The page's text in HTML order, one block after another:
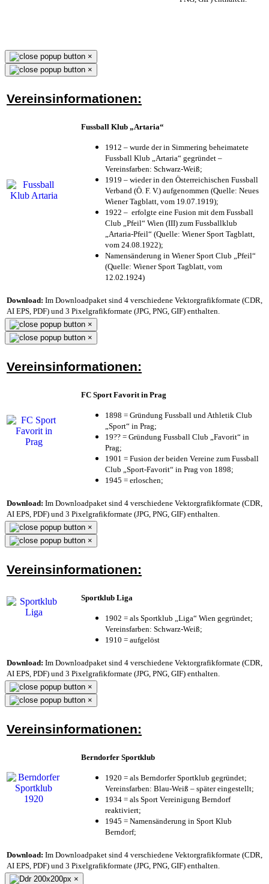
×
×
Vereinsinformationen:
Fussball Klub „Artaria“
1912 – wurde der in Simmering beheimatete
Fussball Klub „Artaria“ gegründet –
Vereinsfarben: Schwarz-Weiß;
1919 – wieder in den Österreichischen Fussball
Verband (Ö. F. V.) aufgenommen (Quelle: Neues
Wiener Tagblatt, vom 19.07.1919);
1922 – erfolgte eine Fusion mit dem Fussball
Club „Pfeil“ Wien (III) zum Fussballklub
„Artaria-Pfeil“ (Quelle: Wiener Sport Tagblatt,
vom 24.08.1922);
Namensänderung in Wiener Sport Club „Pfeil“
(Quelle: Wiener Sport Tagblatt, vom
12.02.1924)
Download: Im Downloadpaket sind 4 verschiedene Vektorgrafikformate (CDR,
AI EPS, PDF) und 3 Pixelgrafikformate (JPG, PNG, GIF) enthalten.
×
×
Vereinsinformationen:
FC Sport Favorit in Prag
1898 = Gründung Fussball und Athletik Club
„Sport“ in Prag;
19?? = Gründung Fussball Club „Favorit“ in
Prag;
1901 = Fusion der beiden Vereine zum Fussball
Club „Sport-Favorit“ in Prag von 1898;
1945 = erloschen;
Download: Im Downloadpaket sind 4 verschiedene Vektorgrafikformate (CDR,
AI EPS, PDF) und 3 Pixelgrafikformate (JPG, PNG, GIF) enthalten.
×
×
Vereinsinformationen:
Sportklub Liga
1902 = als Sportklub „Liga“ Wien gegründet;
Vereinsfarben: Schwarz-Weiß;
1910 = aufgelöst
Download: Im Downloadpaket sind 4 verschiedene Vektorgrafikformate (CDR,
AI EPS, PDF) und 3 Pixelgrafikformate (JPG, PNG, GIF) enthalten.
×
×
Vereinsinformationen:
Berndorfer Sportklub
1920 = als Berndorfer Sportklub gegründet;
Vereinsfarben: Blau-Weiß – später eingestellt;
1934 = als Sport Vereinigung Berndorf
reaktiviert;
1945 = Namensänderung in Sport Klub
Berndorf;
Download: Im Downloadpaket sind 4 verschiedene Vektorgrafikformate (CDR,
AI EPS, PDF) und 3 Pixelgrafikformate (JPG, PNG, GIF) enthalten.
×